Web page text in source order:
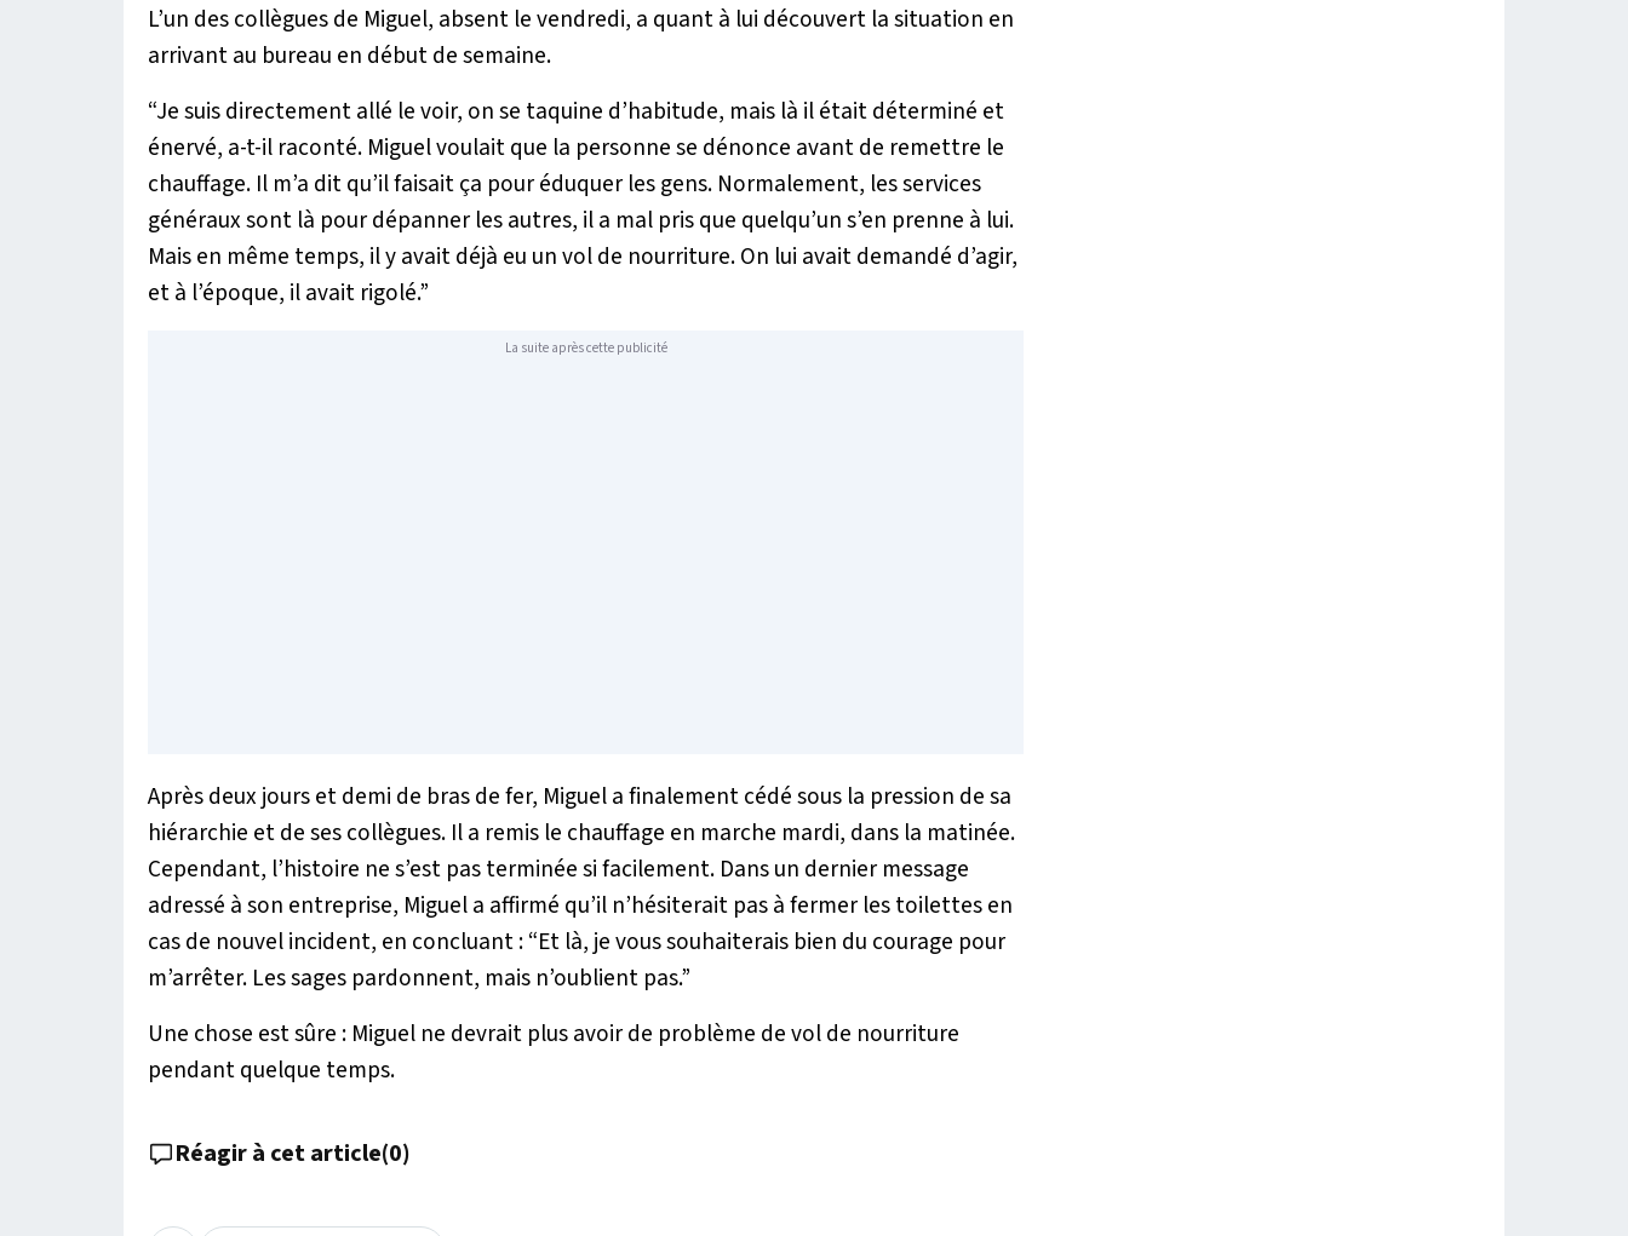
L’un des collègues de Miguel, absent le vendredi, a quant à lui découvert la situation en
arrivant au bureau en début de semaine.
“Je suis directement allé le voir, on se taquine d’habitude, mais là il était déterminé et
énervé, a-t-il raconté. Miguel voulait que la personne se dénonce avant de remettre le
chauffage. Il m’a dit qu’il faisait ça pour éduquer les gens. Normalement, les services
généraux sont là pour dépanner les autres, il a mal pris que quelqu’un s’en prenne à lui.
Mais en même temps, il y avait déjà eu un vol de nourriture. On lui avait demandé d’agir,
et à l’époque, il avait rigolé.”
La suite après cette publicité
Après deux jours et demi de bras de fer, Miguel a finalement cédé sous la pression de sa
hiérarchie et de ses collègues. Il a remis le chauffage en marche mardi, dans la matinée.
Cependant, l’histoire ne s’est pas terminée si facilement. Dans un dernier message
adressé à son entreprise, Miguel a affirmé qu’il n’hésiterait pas à fermer les toilettes en
cas de nouvel incident, en concluant :“Et là, je vous souhaiterais bien du courage pour
m’arrêter. Les sages pardonnent, mais n’oublient pas.”
Une chose est sûre : Miguel ne devrait plus avoir de problème de vol de nourriture
pendant quelque temps.
Réagir à cet article(0)